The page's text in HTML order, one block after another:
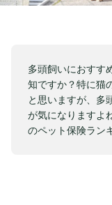
多頭飼いにおすす
知ですか？特に猫
と思いますが、多
が気になりますよ
のペット保険ラン